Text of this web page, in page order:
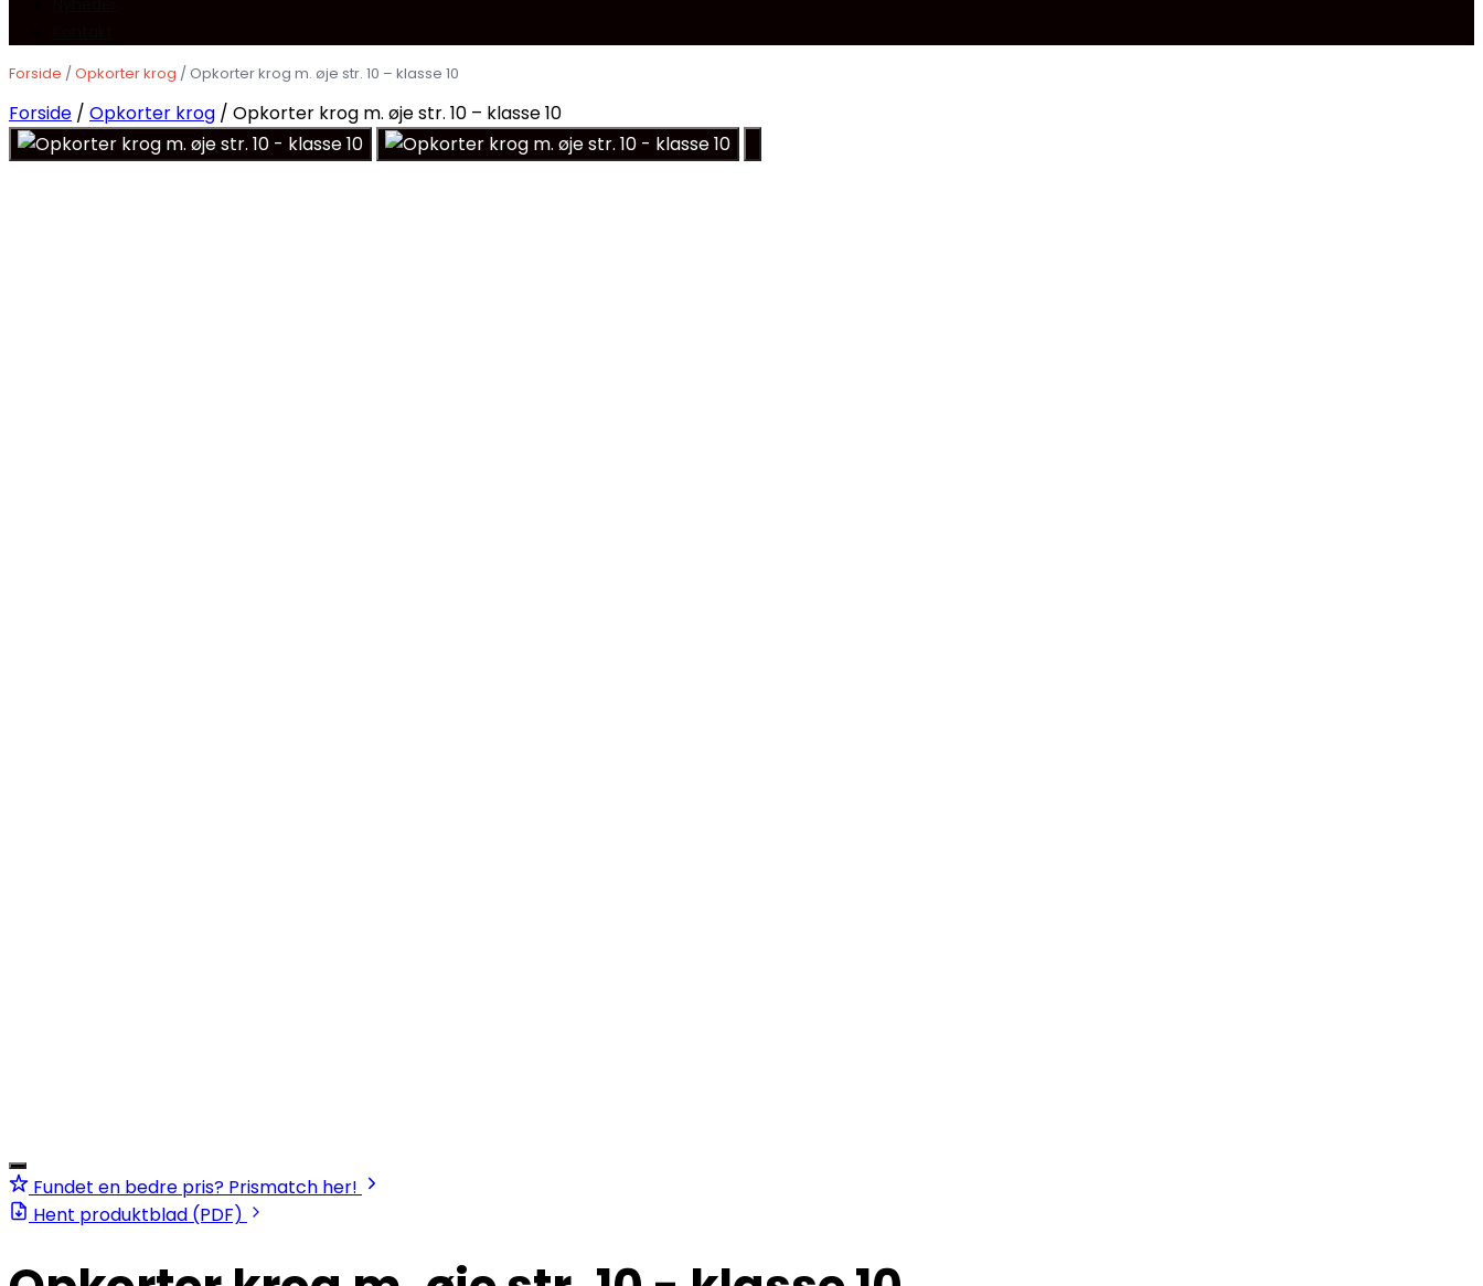
Forside /Opkorter krog / Opkorter krog m. øje str. 10 – klasse 10
Forside / Opkorter krog / Opkorter krog m. øje str. 10 – klasse 10
Fundet en bedre pris? Prismatch her!
Hent produktblad (PDF)